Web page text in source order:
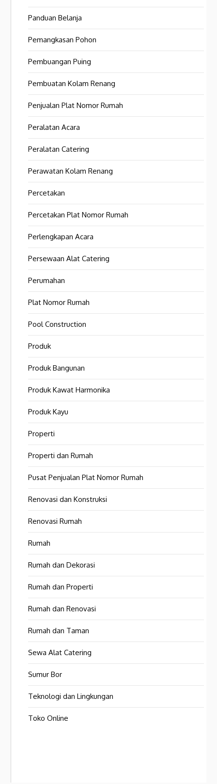
Panduan Belanja
Pemangkasan Pohon
Pembuangan Puing
Pembuatan Kolam Renang
Penjualan Plat Nomor Rumah
Peralatan Acara
Peralatan Catering
Perawatan Kolam Renang
Percetakan
Percetakan Plat Nomor Rumah
Perlengkapan Acara
Persewaan Alat Catering
Perumahan
Plat Nomor Rumah
Pool Construction
Produk
Produk Bangunan
Produk Kawat Harmonika
Produk Kayu
Properti
Properti dan Rumah
Pusat Penjualan Plat Nomor Rumah
Renovasi dan Konstruksi
Renovasi Rumah
Rumah
Rumah dan Dekorasi
Rumah dan Properti
Rumah dan Renovasi
Rumah dan Taman
Sewa Alat Catering
Sumur Bor
Teknologi dan Lingkungan
Toko Online